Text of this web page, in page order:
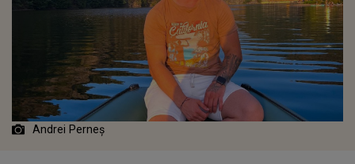
Andrei Perneş